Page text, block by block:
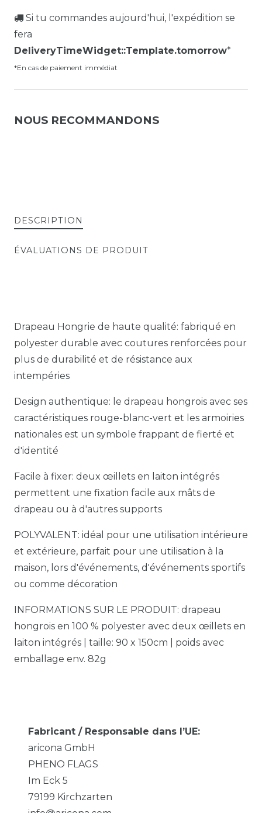
Si tu commandes aujourd'hui, l'expédition se
fera
DeliveryTimeWidget::Template.tomorrow*
*En cas de paiement immédiat
NOUS RECOMMANDONS
DESCRIPTION
ÉVALUATIONS DE PRODUIT
Drapeau Hongrie de haute qualité: fabriqué en
polyester durable avec coutures renforcées pour
plus de durabilité et de résistance aux
intempéries
Design authentique: le drapeau hongrois avec ses
caractéristiques rouge-blanc-vert et les armoiries
nationales est un symbole frappant de fierté et
d'identité
Facile à fixer: deux œillets en laiton intégrés
permettent une fixation facile aux mâts de
drapeau ou à d'autres supports
POLYVALENT: idéal pour une utilisation intérieure
et extérieure, parfait pour une utilisation à la
maison, lors d'événements, d'événements sportifs
ou comme décoration
INFORMATIONS SUR LE PRODUIT: drapeau
hongrois en 100 % polyester avec deux œillets en
laiton intégrés | taille: 90 x 150cm | poids avec
emballage env. 82g
Fabricant / Responsable dans l’UE:
aricona GmbH
PHENO FLAGS
Im Eck 5
79199 Kirchzarten